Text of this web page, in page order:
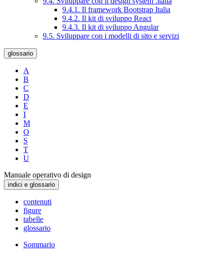
9.4.1. Il framework Bootstrap Italia
9.4.2. Il kit di sviluppo React
9.4.3. Il kit di sviluppo Angular
9.5. Sviluppare con i modelli di sito e servizi
glossario
A
B
C
D
E
I
M
O
S
T
U
Manuale operativo di design
indici e glossario
contenuti
figure
tabelle
glossario
Sommario